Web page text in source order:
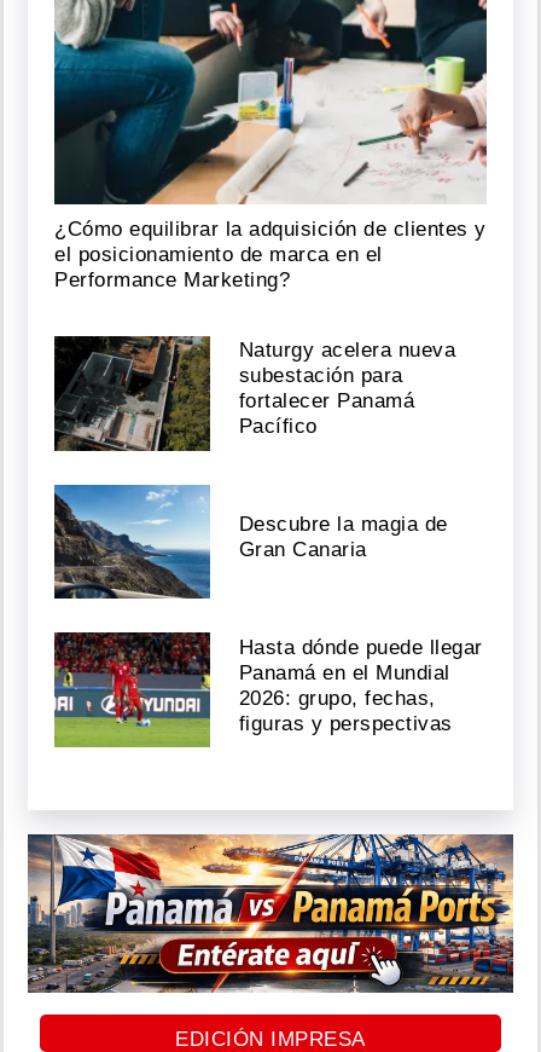
¿Cómo equilibrar la adquisición de clientes y
el posicionamiento de marca en el
Performance Marketing?
Naturgy acelera nueva
subestación para
fortalecer Panamá
Pacífico
Descubre la magia de
Gran Canaria
Hasta dónde puede llegar
Panamá en el Mundial
2026: grupo, fechas,
figuras y perspectivas
EDICIÓN IMPRESA